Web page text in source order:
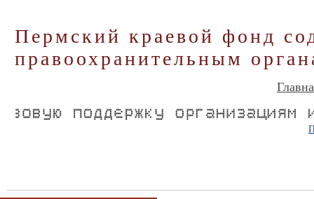
Пермский краевой фонд
правоохранительным